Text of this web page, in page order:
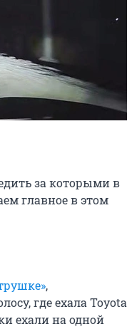
за которыми в
главное в этом
,
где ехала Toyota
ехали на одной